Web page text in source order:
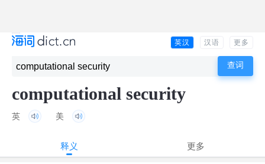
英汉 汉语 更多
computational security
英 美
释义 更多